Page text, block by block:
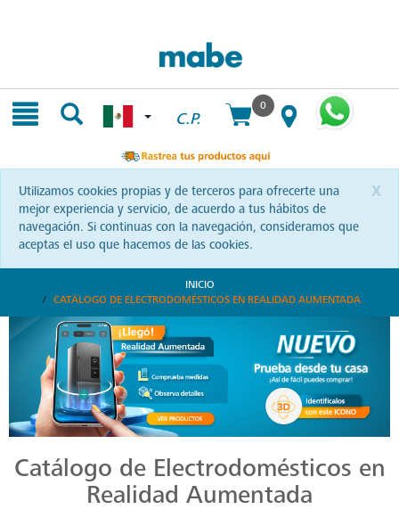
C.P.
0
x
Utilizamos cookies propias y de terceros para ofrecerte una
mejor experiencia y servicio, de acuerdo a tus hábitos de
navegación. Si continuas con la navegación, consideramos que
aceptas el uso que hacemos de las cookies.
INICIO
CATÁLOGO DE ELECTRODOMÉSTICOS EN REALIDAD AUMENTADA
Catálogo de Electrodomésticos en
Realidad Aumentada